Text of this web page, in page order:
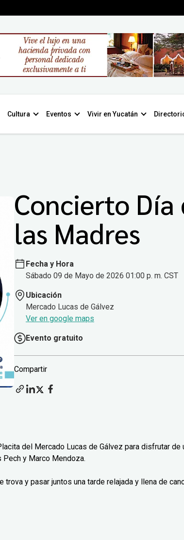
Cultura Eventos Vivir en Yucatán
Concierto Día
las Madres
Fecha y Hora
Sábado 09 de Mayo de 2026 01:00 p. m. CST
Ubicación
Mercado Lucas de Gálvez
Ver en google maps
Evento gratuito
Compartir
del Mercado Lucas de Gálvez para disfrutar de
y Marco Mendoza.
trova y pasar juntos una tarde relajada y llena de